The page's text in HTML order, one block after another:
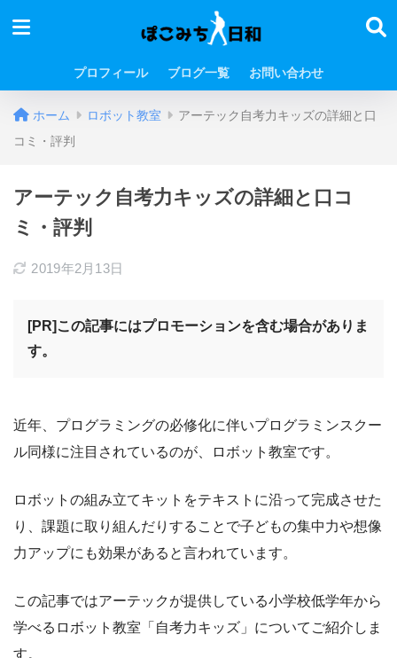
プロフィール ブログ一覧 お問い合わせ
ホーム ロボット教室
アーテック自考力キッズの詳細と口
コミ・評判
アーテック自考力キッズの詳細と口コ
ミ・評判
2019年2月13日
[PR]この記事にはプロモーションを含む場合がありま
す。
近年、プログラミングの必修化に伴いプログラミンスクー
ル同様に注目されているのが、ロボット教室です。
ロボットの組み立てキットをテキストに沿って完成させた
り、課題に取り組んだりすることで子どもの集中力や想像
力アップにも効果があると言われています。
この記事ではアーテックが提供している小学校低学年から
学べるロボット教室「自考力キッズ」についてご紹介しま
す。